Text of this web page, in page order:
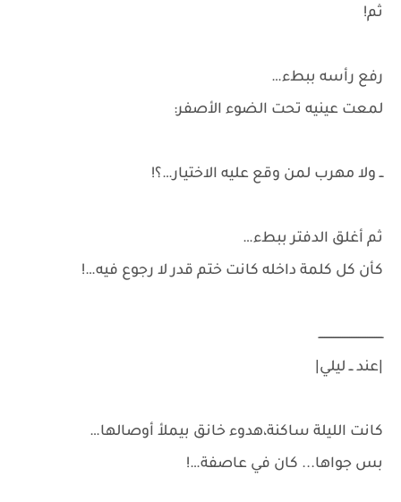
ثم!
رفع رأسه ببطء…
لمعت عينيه تحت الضوء الأصفر:
ــ ولا مهرب لمن وقع عليه الاختيار…؟!
ثم أغلق الدفتر ببطء…
كأن كل كلمة داخله كانت ختم قدر لا رجوع فيه…!
ــــــــــــــــــــــــــــــــــــ
|عند ــ ليلي|
كانت الليلة ساكنة،هدوء خانق بيملأ أوصالها…
بس جواها... كان في عاصفة…!